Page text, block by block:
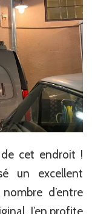
cet endroit !
un excellent
d’entre